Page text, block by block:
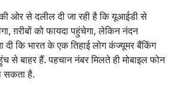
ओर से दलील दी जा रही है कि यूआईडी से
ग़रीबों को फायदा पहुंचेगा, लेकिन नंदन
कि भारत के एक तिहाई लोग कंज्यूमर बैंकिंग
से बाहर हैं. पहचान नंबर मिलते ही मोबाइल फोन
सकता है.